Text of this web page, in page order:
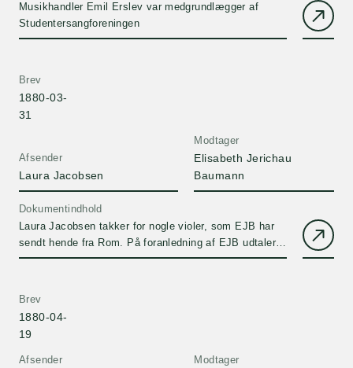
Musikhandler Emil Erslev var medgrundlægger af
Studentersangforeningen
Afsender
Laura Jacobsen
Brev
1880-03-
31
Modtager
Elisabeth Jerichau
Baumann
Dokumentindhold
Laura Jacobsen takker for nogle violer, som EJB har
sendt hende fra Rom. På foranledning af EJB udtaler
hun sig om Henrik Ipsens 'Et Dukkehjem', som hun
Lehmann, som hænger i J. C. Jacobsens
Afsender
Brev
1880-04-
19
Modtager